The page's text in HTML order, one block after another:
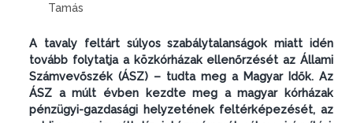
Tamás
A tavaly feltárt súlyos szabálytalanságok miatt idén
tovább folytatja a közkórházak ellenőrzését az Állami
Számvevőszék (ÁSZ) – tudta meg a Magyar Idők. Az
ÁSZ a múlt évben kezdte meg a magyar kórházak
pénzügyi-gazdasági helyzetének feltérképezé­sét, az